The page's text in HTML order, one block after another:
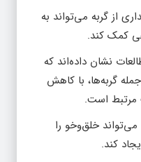
از گربه می‌تواند به
کمک کند.
نشان داده‌اند که
گربه‌ها، با کاهش
مرتبط است.
می‌تواند خلق‌وخو را
کند.